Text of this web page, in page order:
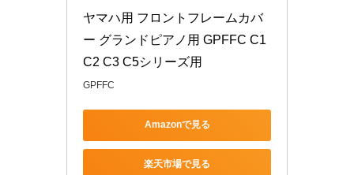
ヤマハ用 フロントフレームカバ
ー グランドピアノ用 GPFFC C1
C2 C3 C5シリーズ用
GPFFC
Amazonで見る
楽天市場で見る